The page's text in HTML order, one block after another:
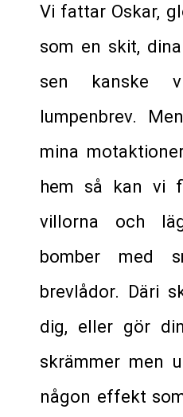
Vi fattar Oskar,
som en skit,
sen kanske
lumpenbrev.
mina
hem så kan vi
villorna och
bomber med
brevlådor. Däri
dig, eller gör
skrämmer men
någon effekt